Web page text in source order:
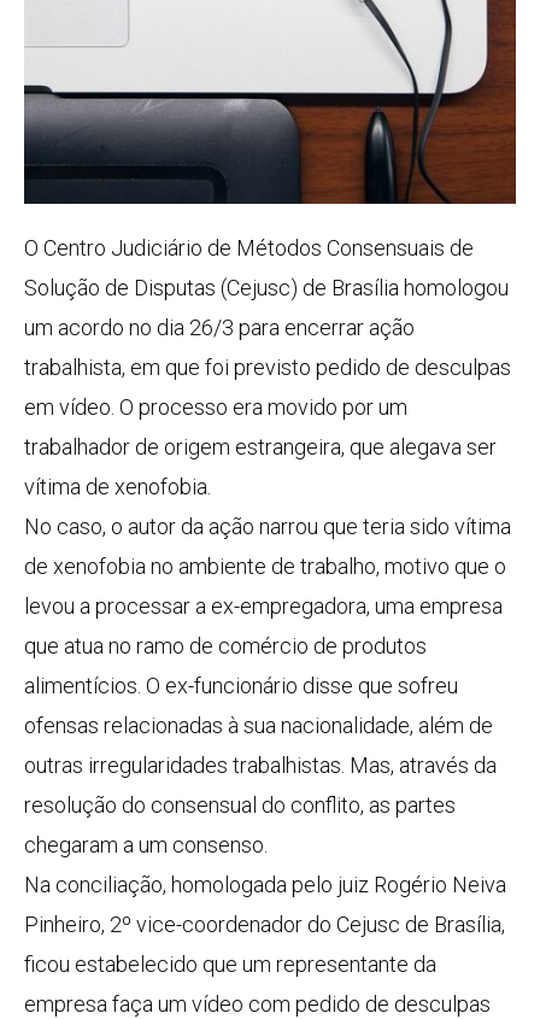
O Centro Judiciário de Métodos Consensuais de
Solução de Disputas (Cejusc) de Brasília homologou
um acordo no dia 26/3 para encerrar ação
trabalhista, em que foi previsto pedido de desculpas
em vídeo. O processo era movido por um
trabalhador de origem estrangeira, que alegava ser
vítima de xenofobia.
No caso, o autor da ação narrou que teria sido vítima
de xenofobia no ambiente de trabalho, motivo que o
levou a processar a ex-empregadora, uma empresa
que atua no ramo de comércio de produtos
alimentícios. O ex-funcionário disse que sofreu
ofensas relacionadas à sua nacionalidade, além de
outras irregularidades trabalhistas. Mas, através da
resolução do consensual do conflito, as partes
chegaram a um consenso.
Na conciliação, homologada pelo juiz Rogério Neiva
Pinheiro, 2º vice-coordenador do Cejusc de Brasília,
ficou estabelecido que um representante da
empresa faça um vídeo com pedido de desculpas